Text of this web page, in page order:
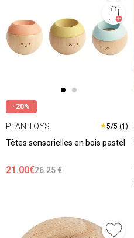
-20%
PLAN TOYS ★5/5 (1)
Têtes sensorielles en bois pastel
21.00€26.25 €